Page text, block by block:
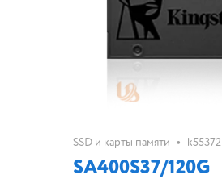
SSD и карты памяти • k55372
SA400S37/120G